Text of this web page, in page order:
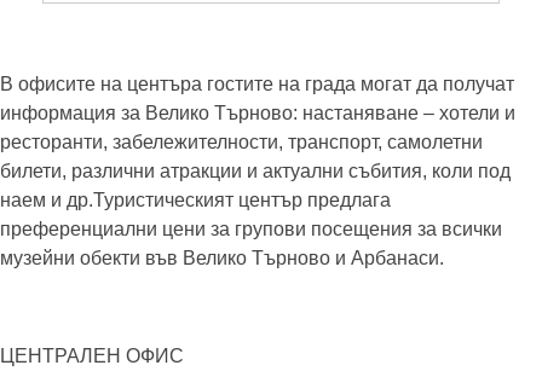
В офисите на центъра гостите на града могат да получат
информация за Велико Търново: настаняване – хотели и
ресторанти, забележителности, транспорт, самолетни
билети, различни атракции и актуални събития, коли под
наем и др.Туристическият център предлага
преференциални цени за групови посещения за всички
музейни обекти във Велико Търново и Арбанаси.
ЦЕНТРАЛЕН ОФИС